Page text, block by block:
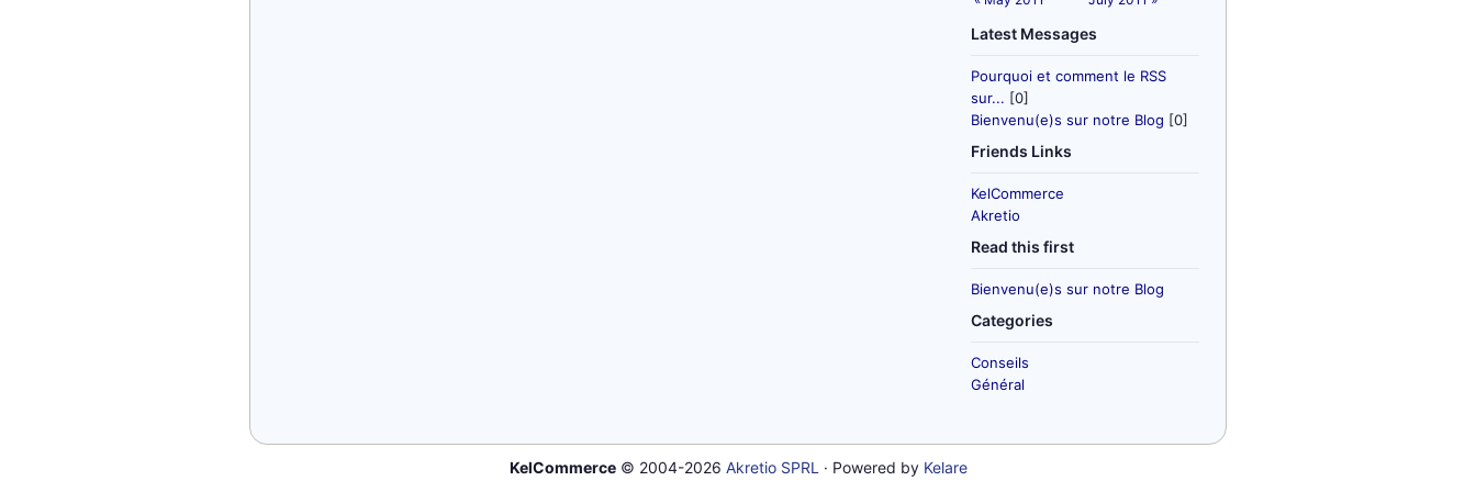
Latest Messages
Pourquoi et comment le RSS
sur... [0]
Bienvenu(e)s sur notre Blog [0]
Friends Links
KelCommerce
Akretio
Read this first
Bienvenu(e)s sur notre Blog
Categories
Conseils
Général
KelCommerce© 2004-2026 Akretio SPRL · Powered by Kelare